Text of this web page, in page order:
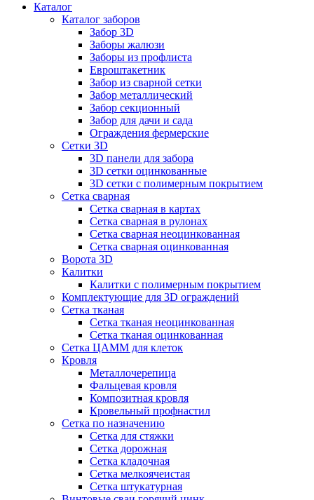
Каталог
Каталог заборов
Забор 3D
Заборы жалюзи
Заборы из профлиста
Евроштакетник
Забор из сварной сетки
Забор металлический
Забор секционный
Забор для дачи и сада
Ограждения фермерские
Сетки 3D
3D панели для забора
3D сетки оцинкованные
3D сетки с полимерным покрытием
Сетка сварная
Сетка сварная в картах
Сетка сварная в рулонах
Сетка сварная неоцинкованная
Сетка сварная оцинкованная
Ворота 3D
Калитки
Калитки с полимерным покрытием
Комплектующие для 3D ограждений
Сетка тканая
Сетка тканая неоцинкованная
Сетка тканая оцинкованная
Сетка ЦАММ для клеток
Кровля
Металлочерепица
Фальцевая кровля
Композитная кровля
Кровельный профнастил
Сетка по назначению
Сетка для стяжки
Сетка дорожная
Сетка кладочная
Сетка мелкоячеистая
Сетка штукатурная